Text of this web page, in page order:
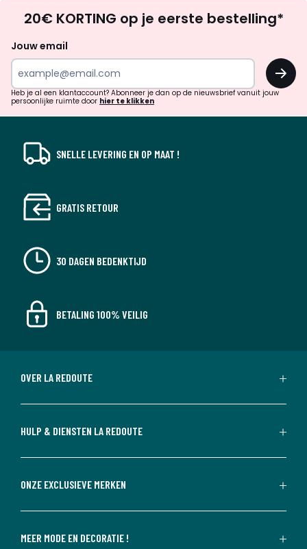
zoek
inspiratie
verrassingen?
20€ KORTING op je eerste bestelling*
Jouw email
OK
Heb je al een klantaccount? Abonneer je dan op de nieuwsbrief vanuit jouw
persoonlijke ruimte door hier te klikken
SNELLE LEVERING EN OP MAAT !
GRATIS RETOUR
30 DAGEN BEDENKTIJD
BETALING 100% VEILIG
OVER LA REDOUTE
HULP & DIENSTEN LA REDOUTE
ONZE EXCLUSIEVE MERKEN
MEER MODE EN DECORATIE !